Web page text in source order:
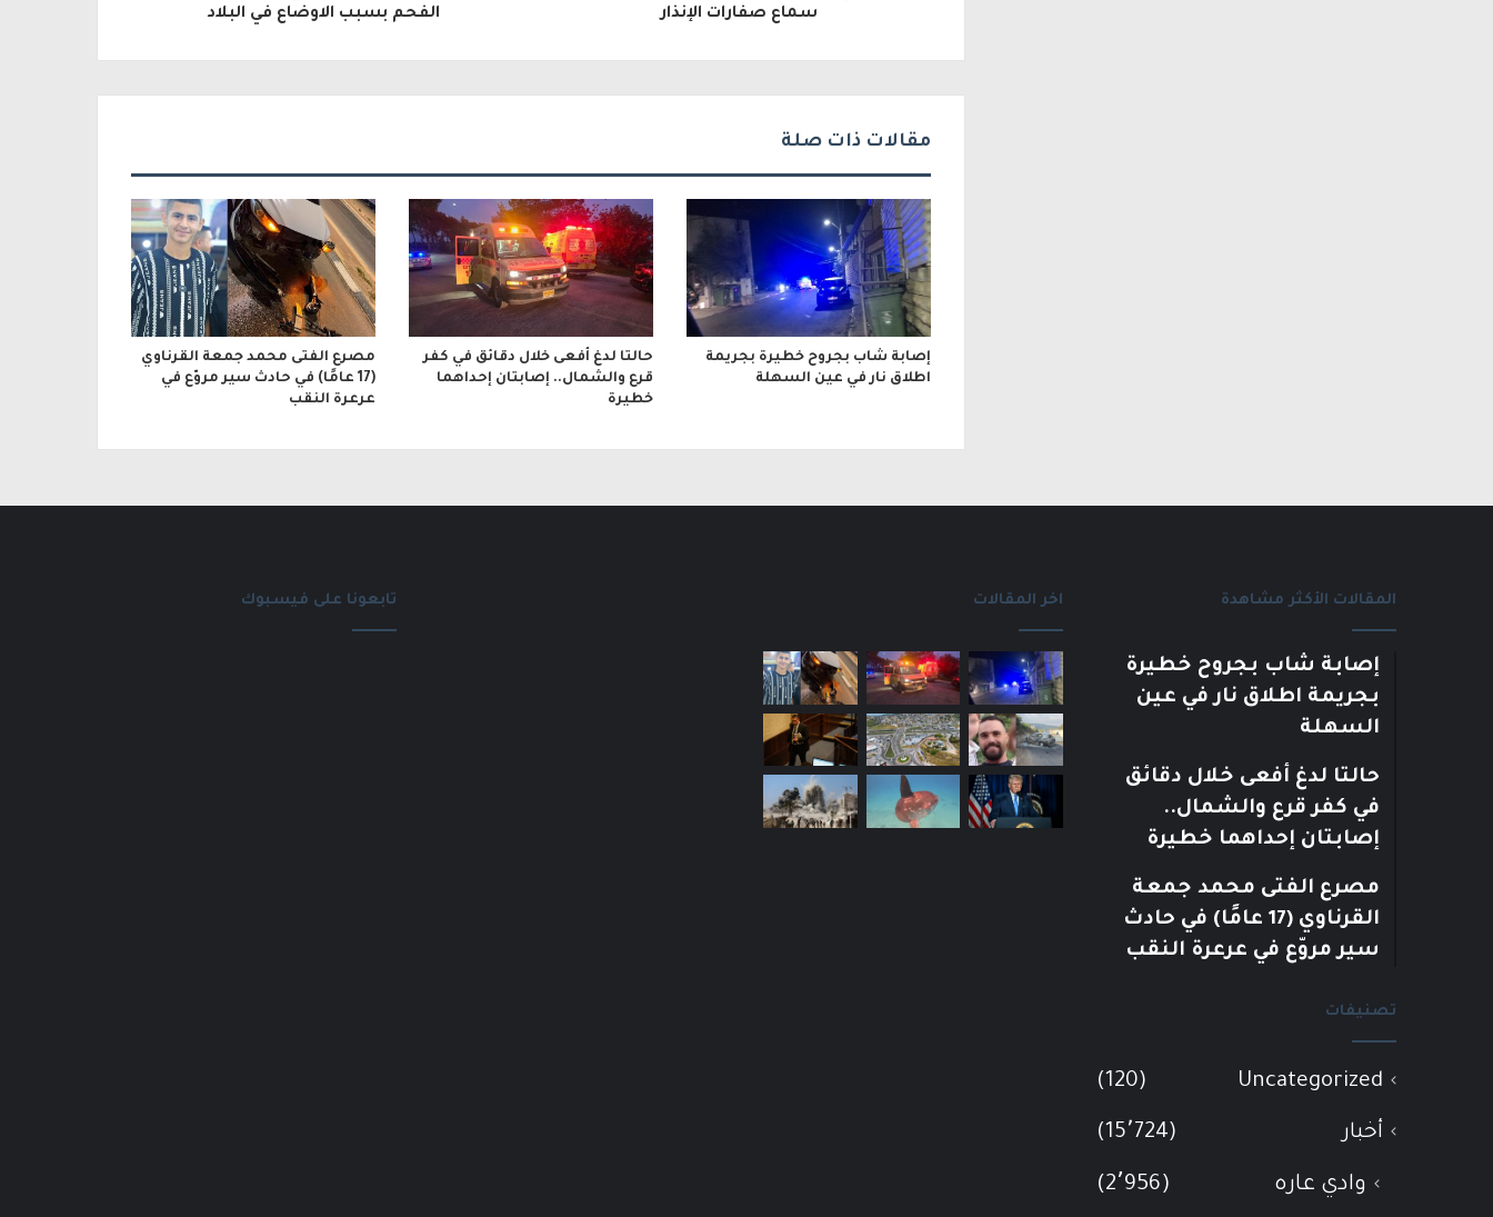
و
ن
ي
سماع صفارات الإنذار
الفحم بسبب الاوضاع في البلاد
مقالات ذات صلة
إصابة شاب بجروح خطيرة بجريمة
اطلاق نار في عين السهلة
حالتا لدغ أفعى خلال دقائق في كفر
قرع والشمال.. إصابتان إحداهما
خطيرة
مصرع الفتى محمد جمعة القرناوي
(17 عامًا) في حادث سير مروّع في
عرعرة النقب
المقالات الأكثر مشاهدة
إصابة شاب بجروح خطيرة
بجريمة اطلاق نار في عين
السهلة
حالتا لدغ أفعى خلال دقائق
في كفر قرع والشمال..
إصابتان إحداهما خطيرة
مصرع الفتى محمد جمعة
القرناوي (17 عامًا) في حادث
سير مروّع في عرعرة النقب
تصنيفات
Uncategorized
(120)
أخبار (15٬724)
وادي عاره (2٬956)
اخر المقالات تابعونا على فيسبوك